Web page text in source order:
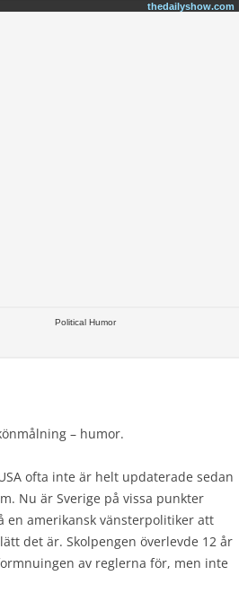
thedailyshow.com
Political Humor
– humor.
ofta inte är helt updaterade sedan
Nu är Sverige på vissa punkter
en amerikansk vänsterpolitiker att
det är. Skolpengen överlevde 12 år
av reglerna för, men inte